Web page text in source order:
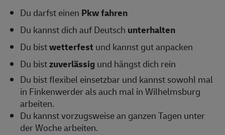
Du darfst einen Pkw fahren
Du kannst dich auf Deutsch unterhalten
Du bistwetterfest und kannst gut anpacken
Du bistzuverlässigund hängst dich rein
Du bist flexibel einsetzbar und kannst sowohl mal
in Finkenwerder als auch mal in Wilhelmsburg
arbeiten.
Du kannst vorzugsweise an ganzen Tagen unter
der Woche arbeiten.